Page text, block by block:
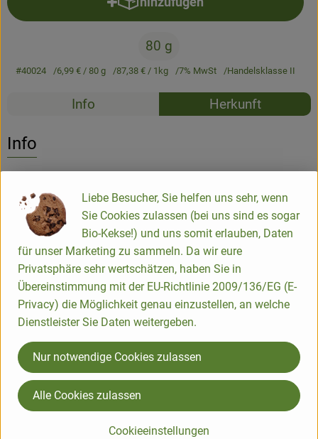
Produkt zum Warenkorb
80 g
#40024 6,99 € / 80 g 87,38 € / 1kg 7% MwSt Handelsklasse II
Rezepte
Info Herkunft
Info
Produktinformationen
Produktdatenblatt
Herkunft
Hersteller: NYK
Liebe Besucher, Sie helfen uns sehr, wenn
Sie Cookies zulassen (bei uns sind es sogar
Bio-Kekse!) und uns somit erlauben, Daten
für unser Marketing zu sammeln. Da wir eure
Privatsphäre sehr wertschätzen, haben Sie in
Übereinstimmung mit der EU-Richtlinie 2009/136/EG (E-
Privacy) die Möglichkeit genau einzustellen, an welche
Dienstleister Sie Daten weitergeben.
Cookieeinstellungen
Nur notwendige Cookies zulassen
Alle Cookies zulassen